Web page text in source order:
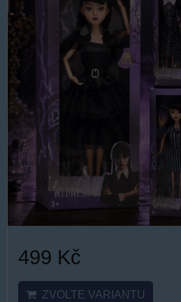
499 Kč
ZVOLTE VARIANTU